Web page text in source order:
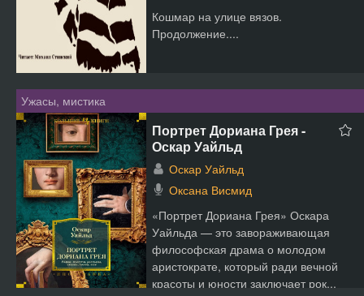
Кошмар на улице вязов.
Продолжение....
Ужасы, мистика
Портрет Дориана Грея -
Оскар Уайльд
Оскар Уайльд
Оксана Висмид
«Портрет Дориана Грея» Оскара
Уайльда — это завораживающая
философская драма о молодом
аристократе, который ради вечной
красоты и юности заключает рок...